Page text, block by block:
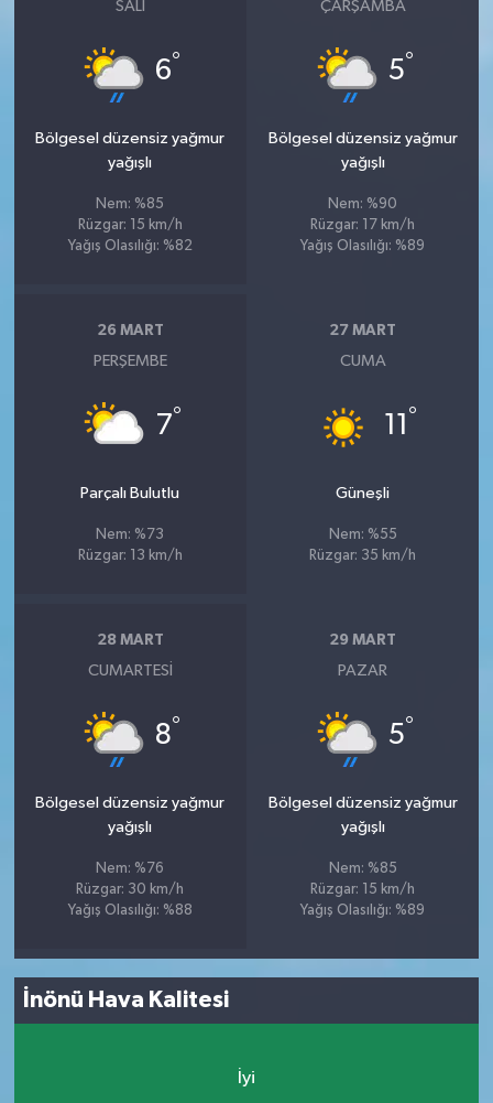
SALI
6°
Bölgesel düzensiz yağmur
yağışlı
Nem: %85
Rüzgar: 15 km/h
Yağış Olasılığı: %82
ÇARŞAMBA
5°
Bölgesel düzensiz yağmur
yağışlı
Nem: %90
Rüzgar: 17 km/h
Yağış Olasılığı: %89
26 MART
PERŞEMBE
7°
Parçalı Bulutlu
Nem: %73
Rüzgar: 13 km/h
27 MART
CUMA
11 °
Güneşli
Nem: %55
Rüzgar: 35 km/h
28 MART
CUMARTESI
8°
Bölgesel düzensiz yağmur
yağışlı
Nem: %76
Rüzgar: 30 km/h
Yağış Olasılığı: %88
29 MART
PAZAR
5°
Bölgesel düzensiz yağmur
yağışlı
Nem: %85
Rüzgar: 15 km/h
Yağış Olasılığı: %89
İnönü Hava Kalitesi
İyi